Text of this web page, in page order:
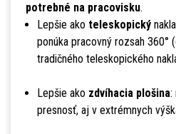
potrebné na pracovisku.
Lepšie ako teleskopický
ponúka pracovný rozsah 360°
tradičného teleskopického
Lepšie ako zdvíhacia plošina:
presnosť, aj v extrémnych